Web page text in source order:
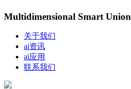
Multidimensional Smart Union
关于我们
ai资讯
ai应用
联系我们